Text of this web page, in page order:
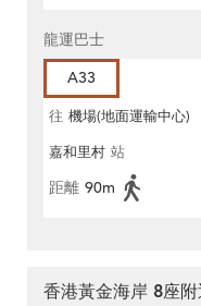
龍運巴士
A33
往 機場(地面運輸中心)
嘉和里村 站
距離 90m
香港黃金海岸 8座